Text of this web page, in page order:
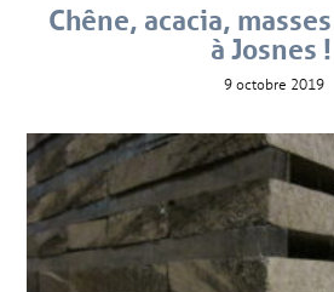
Chêne, acacia,
à Josnes !
9 octobre 2019